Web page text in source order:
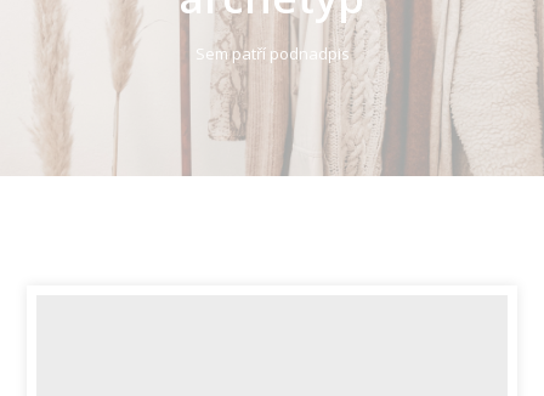
Sem patří podnadpis